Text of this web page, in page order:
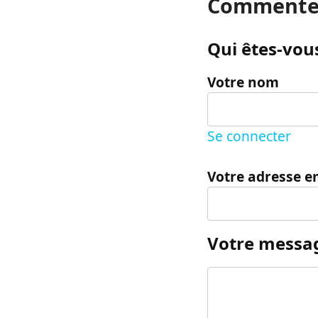
Qui êtes-
Votre nom
Se connecter
Votre adresse
Votre